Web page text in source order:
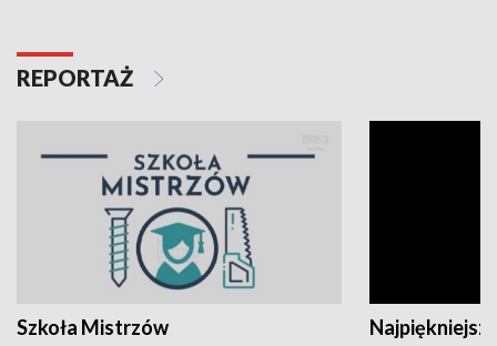
REPORTAŻ
Szkoła Mistrzów